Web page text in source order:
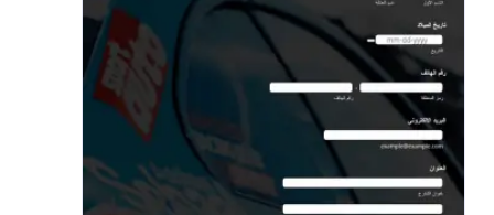
استخدام القالب
معاينة